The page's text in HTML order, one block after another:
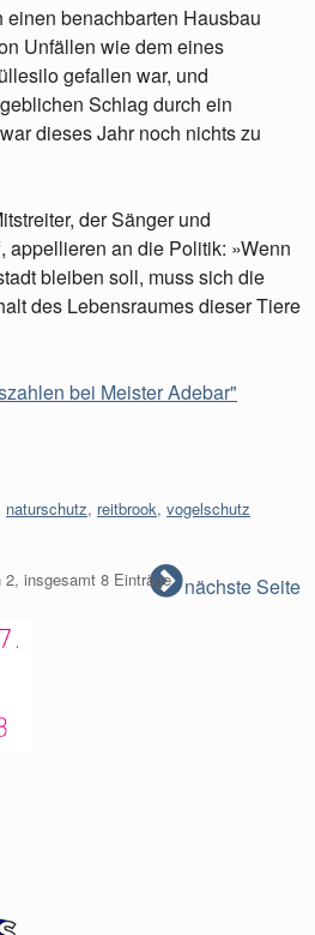
benachbarten Hausbau
Unfällen wie dem eines
gefallen war, und
Schlag durch ein
dieses Jahr noch nichts zu
der Sänger und
appellieren an die Politik: »Wenn
bleiben soll, muss sich die
des Lebensraumes dieser Tiere
bei Meister Adebar"
naturschutz, reitbrook, vogelschutz
2, insgesamt 8 Einträge nächste Seite